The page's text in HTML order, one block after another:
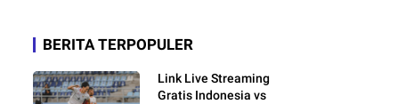
BERITA TERPOPULER
Link Live Streaming
Gratis Indonesia vs